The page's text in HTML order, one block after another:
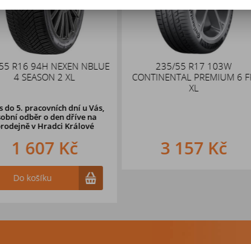
NBLUE
XL
dní u Vás,
dříve na
Králové
235/55 R17 103W
CONTINENTAL PREMIUM 6 FR
3 157 Kč